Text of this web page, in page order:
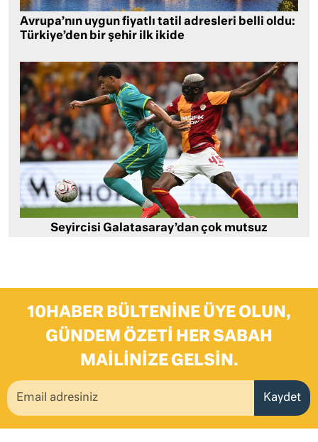
Avrupa’nın uygun fiyatlı tatil adresleri belli oldu:
Türkiye’den bir şehir ilk ikide
Seyircisi Galatasaray’dan çok mutsuz
10HABER BÜLTENINE ÜYE OLUN,
GÜNDEM ÖZETI HER SABAH
MAILINIZE GELSIN.
Kaydet